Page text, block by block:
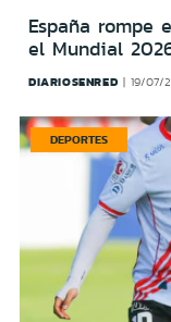
España rompe
el Mundial
DIARIOSENRED 19/07/
DEPORTES